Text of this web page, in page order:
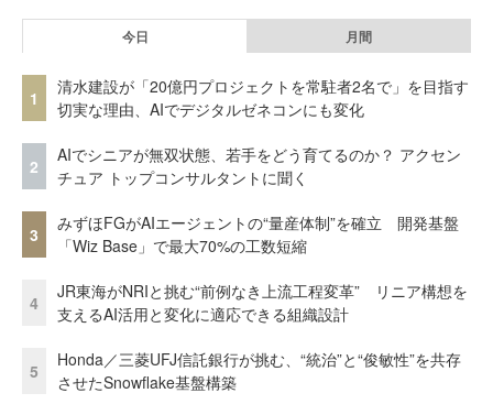
今日 月間
1
清水建設が「20億円プロジェクトを常駐者2名で」を目指す
切実な理由、AIでデジタルゼネコンにも変化
2
AIでシニアが無双状態、若手をどう育てるのか？ アクセン
チュア トップコンサルタントに聞く
3
みずほFGがAIエージェントの“量産体制”を確立 開発基盤
「Wiz Base」で最大70%の工数短縮
4
JR東海がNRIと挑む“前例なき上流工程変革” リニア構想を
支えるAI活用と変化に適応できる組織設計
5
Honda／三菱UFJ信託銀行が挑む、“統治”と“俊敏性”を共存
させたSnowflake基盤構築